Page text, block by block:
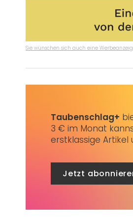
Sie wünschen sich auch eine
Taubenschlag+
3 € im Monat
erstklassige Artikel
Jetzt